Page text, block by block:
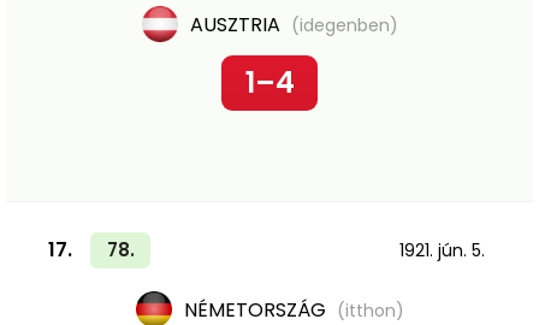
AUSZTRIA (idegenben)
1–4
17. 78. 1921. jún. 5.
NÉMETORSZÁG (itthon)